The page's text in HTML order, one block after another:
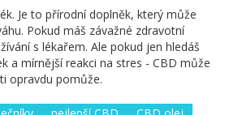
Je to přírodní doplněk, který může
Pokud máš závažné zdravotní
s lékařem. Ale pokud jen hledáš
a mírnější reakci na stres - CBD může
opravdu pomůže.